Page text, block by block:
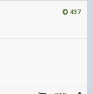
437